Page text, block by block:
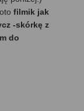
filmik jak
-skórkę z
do